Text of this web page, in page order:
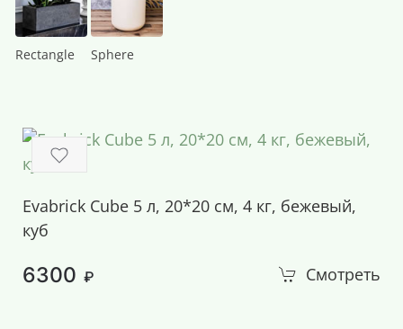
Rectangle Sphere
Evabrick Cube 5 л, 20*20 см, 4 кг, бежевый,
куб
6300 ₽ Смотреть